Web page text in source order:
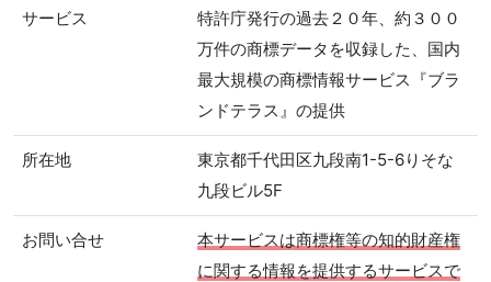
サービス
特許庁発行の過去２０年、約３００
万件の商標データを収録した、国内
最大規模の商標情報サービス『ブラ
ンドテラス』の提供
所在地
東京都千代田区九段南1-5-6りそな
九段ビル5F
お問い合せ
本サービスは商標権等の知的財産権
に関する情報を提供するサービスで